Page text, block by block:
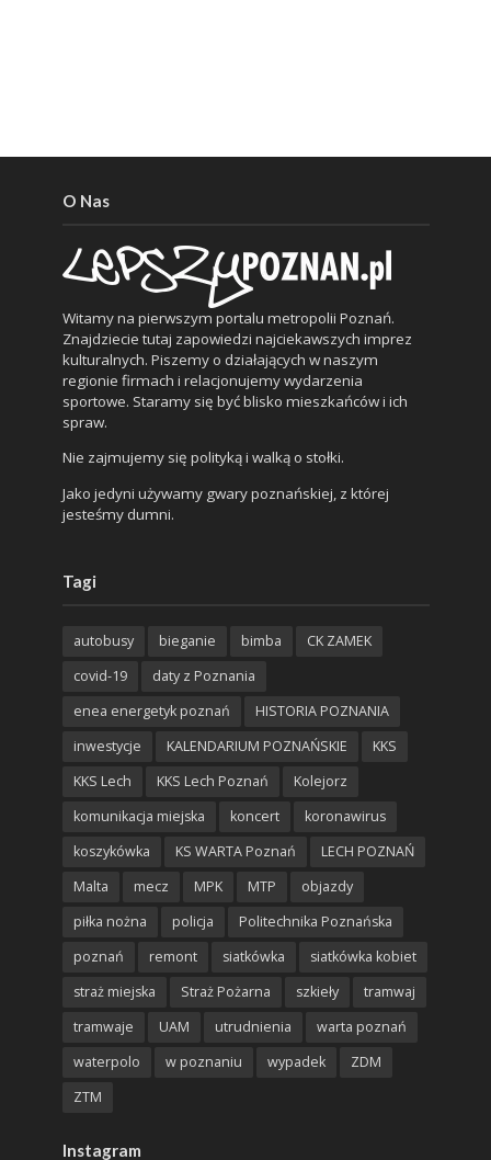
O Nas
Witamy na pierwszym portalu metropolii Poznań.
Znajdziecie tutaj zapowiedzi najciekawszych imprez
kulturalnych. Piszemy o działających w naszym
regionie firmach i relacjonujemy wydarzenia
sportowe. Staramy się być blisko mieszkańców i ich
spraw.
Nie zajmujemy się polityką i walką o stołki.
Jako jedyni używamy gwary poznańskiej, z której
jesteśmy dumni.
Tagi
autobusy bieganie bimba
CK ZAMEK
covid-19
daty z Poznania
enea energetyk poznań
HISTORIA POZNANIA
inwestycje
KALENDARIUM POZNAŃSKIE
KKS
KKS Lech
KKS Lech Poznań
Kolejorz
komunikacja miejska
koncert
koronawirus
koszykówka
KS WARTA Poznań
LECH POZNAŃ
Malta
mecz MPK MTP
objazdy
piłka nożna
policja
Politechnika Poznańska
poznań
remont siatkówka
siatkówka kobiet
straż miejska
Straż Pożarna szkieły
tramwaj
tramwaje
UAM utrudnienia
warta poznań
waterpolo
w poznaniu wypadek
ZDM
ZTM
Instagram